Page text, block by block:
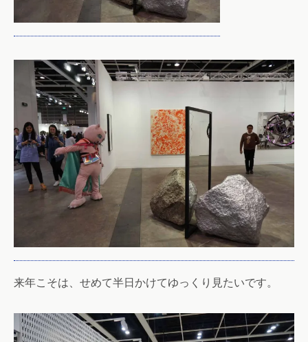
来年こそは、せめて半日かけてゆっくり見たいです。